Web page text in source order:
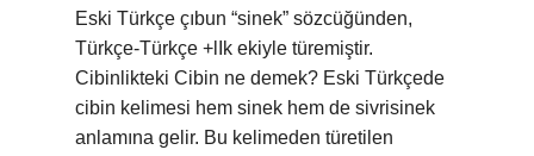
Eski Türkçe çıbun “sinek” sözcüğünden,
Türkçe-Türkçe +lIk ekiyle türemiştir.
Cibinlikteki Cibin ne demek? Eski Türkçede
cibin kelimesi hem sinek hem de sivrisinek
anlamına gelir. Bu kelimeden türetilen